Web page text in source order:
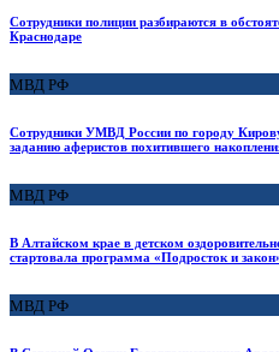
Сотрудники полиции разбираются в
Краснодаре
МВД РФ
Сотрудники УМВД России по городу
заданию аферистов похитившего
МВД РФ
В Алтайском крае в детском
стартовала программа «Подросток и
МВД РФ